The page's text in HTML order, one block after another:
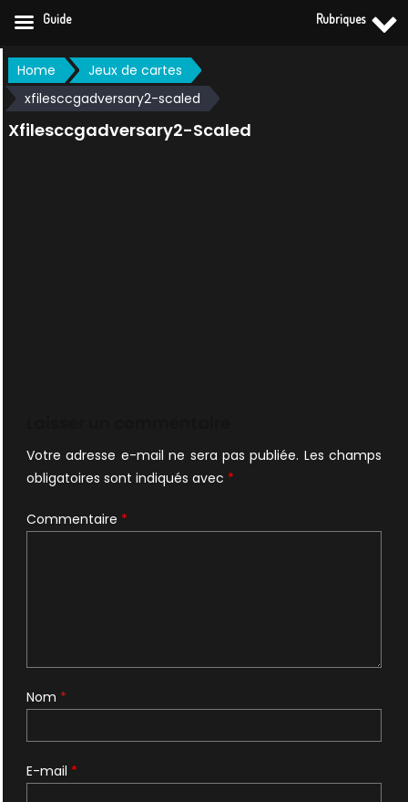
Skip
to
content
Home
Jeux de cartes
xfilesccgadversary2-scaled
Xfilesccgadversary2-Scaled
Votre adresse e-mail ne sera pas publiée. Les champs
obligatoires sont indiqués avec *
Commentaire *
Nom *
E-mail *
Guide Rubriques